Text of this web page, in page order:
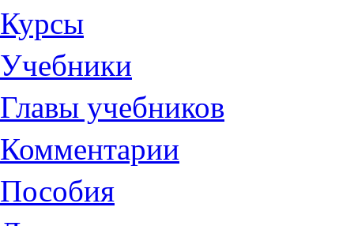
Курсы
Учебники
Главы учебников
Комментарии
Пособия